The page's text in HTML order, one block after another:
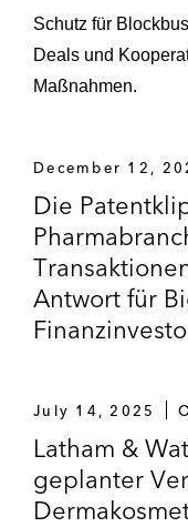
Schutz für
Deals und
Maßnahmen.
December 12,
Die
Antwort für
July 14, 2025
Latham &
geplanter